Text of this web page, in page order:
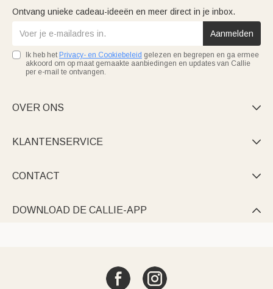
Ontvang unieke cadeau-ideeën en meer direct in je inbox.
Aanmelden
Ik heb het Privacy- en Cookiebeleid gelezen en begrepen en ga ermee
akkoord om op maat gemaakte aanbiedingen en updates van Callie
per e-mail te ontvangen.
OVER ONS 
KLANTENSERVICE 
CONTACT 
DOWNLOAD DE CALLIE-APP 